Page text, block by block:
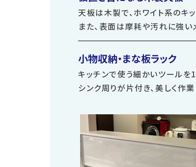
天板は木製で、ホワイト系のキ
また、表面は摩耗や汚れに強い
小物収納・まな板ラック
キッチンで使う細かいツールを
シンク周りが片付き、美しく作